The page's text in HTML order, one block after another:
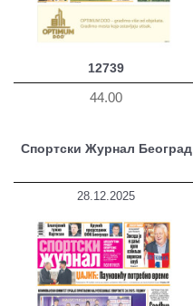
12739
44.00
Спортски Журнал Београд
28.12.2025